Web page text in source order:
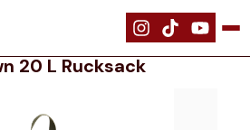
LOWDOWN 20 l Rucksack
20 L Rucksack